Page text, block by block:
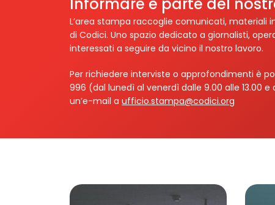
L’area stampa raccoglie comunicati,
di Codici. Uno spazio dedicato a giornalisti,
interessati a seguire da vicino il nostro lavoro.
Per richiedere interviste o approfondimenti è
996 (dal lunedì al venerdì dalle 9.00 alle 13.00 e
un’e-mail a ufficio.stampa@codici.org